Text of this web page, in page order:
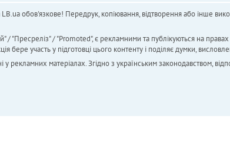
обов'язкове! Передрук, копіювання, відтворення або інше
/ "Пресреліз" / "Promoted", є рекламними та публікуються на
участь у підготовці цього контенту і поділяє думки,
рекламних матеріалах. Згідно з українським законодавством,